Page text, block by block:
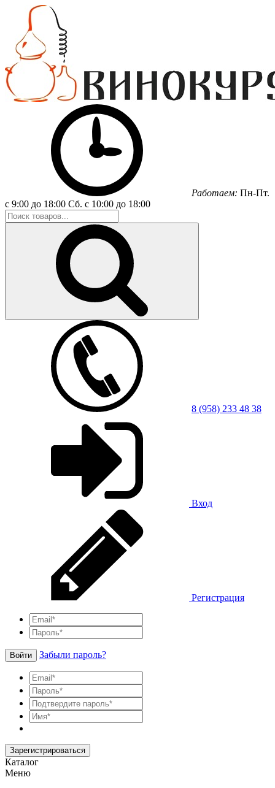
Работаем: Пн-Пт.
с 9:00 до 18:00 Сб. с 10:00 до 18:00
8 (958) 233 48 38
Вход
Регистрация
Войти Забыли пароль?
Зарегистрироваться
Каталог
Меню